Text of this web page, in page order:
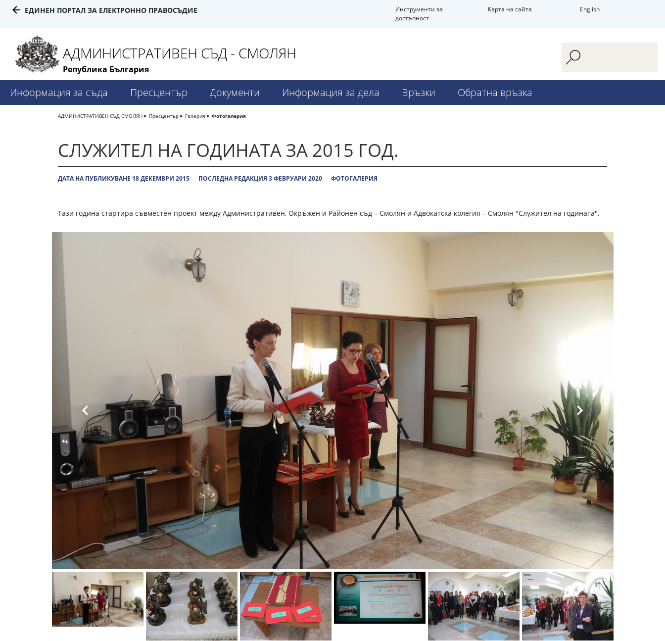
ЕДИНЕН ПОРТАЛ ЗА ЕЛЕКТРОННО ПРАВОСЪДИЕ
Инструменти за
достъпност
Карта на сайта English
АДМИНИСТРАТИВЕН СЪД - СМОЛЯН
Република България
Информация за съда Пресцентър Документи Информация за дела Връзки Обратна връзка
АДМИНИСТРАТИВЕН СЪД СМОЛЯН Пресцентър Галерия Фотогалерия
СЛУЖИТЕЛ НА ГОДИНАТА ЗА 2015 ГОД.
ДАТА НА ПУБЛИКУВАНЕ 18 ДЕКЕМВРИ 2015 ПОСЛЕДНА РЕДАКЦИЯ 3 ФЕВРУАРИ 2020 ФОТОГАЛЕРИЯ
Тази година стартира съвместен проект между Административен, Окръжен и Районен съд – Смолян и Адвокатска колегия – Смолян "Служител на годината".